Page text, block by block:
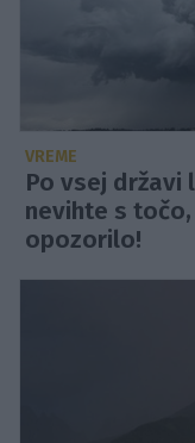
VREME
Po vsej državi
nevihte s
opozorilo!